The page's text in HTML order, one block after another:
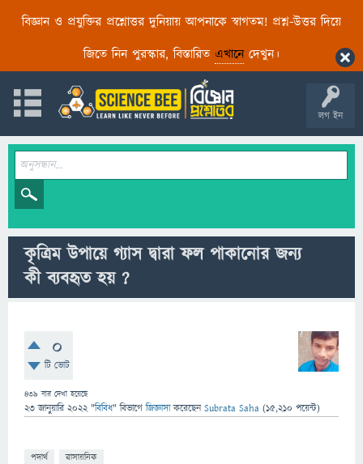
বিজ্ঞান ও প্রযুক্তির প্রশ্নোত্তর দুনিয়ায় আপনাকে স্বাগতম! প্রশ্ন-উত্তর দিয়ে
জিতে নিন পুরস্কার, বিস্তারিত এখানেদেখুন।
লগ ইন
কৃত্রিম উপায়ে গ্যাস দ্বারা ফল পাকানোর জন্য
কী ব্যবহৃত হয় ?
0
টি ভোট
439 বার দেখা হয়েছে
23 জানুয়ারি 2022 "বিবিধ" বিভাগে জিজ্ঞাসাকরেছেনSubrata Saha (15,210 পয়েন্ট)
পদার্থ রাসায়নিক